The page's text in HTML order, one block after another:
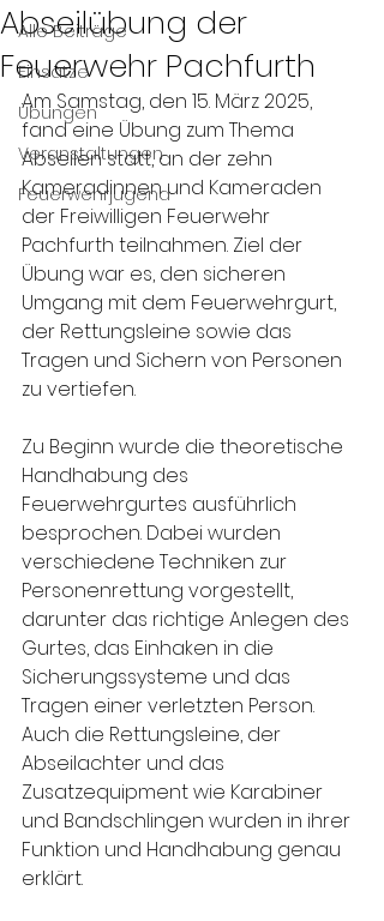
Alle Beiträge
Einsätze
Übungen
Veranstaltungen
Feuerwehrjugend
Abseilübung der
Feuerwehr Pachfurth
Am Samstag, den 15. März 2025,
fand eine Übung zum Thema
Abseilen statt, an der zehn
Kameradinnen und Kameraden
der Freiwilligen Feuerwehr
Pachfurth teilnahmen. Ziel der
Übung war es, den sicheren
Umgang mit dem Feuerwehrgurt,
der Rettungsleine sowie das
Tragen und Sichern von Personen
zu vertiefen.
Zu Beginn wurde die theoretische
Handhabung des
Feuerwehrgurtes ausführlich
besprochen. Dabei wurden
verschiedene Techniken zur
Personenrettung vorgestellt,
darunter das richtige Anlegen des
Gurtes, das Einhaken in die
Sicherungssysteme und das
Tragen einer verletzten Person.
Auch die Rettungsleine, der
Abseilachter und das
Zusatzequipment wie Karabiner
und Bandschlingen wurden in ihrer
Funktion und Handhabung genau
erklärt.